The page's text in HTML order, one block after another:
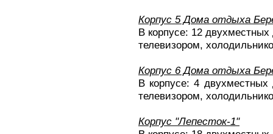
Корпус 5 Дома отдыха
В корпусе: 12
телевизором,
Корпус 6 Дома отдыха
В корпусе: 4
телевизором,
Корпус "Лепесток-1"